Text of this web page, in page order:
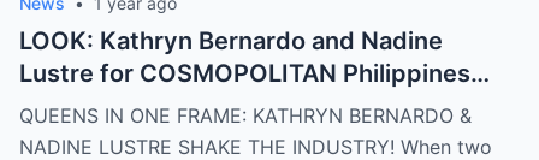
LOOK: Kathryn Bernardo and Nadine
Lustre for COSMOPOLITAN Philippines
May 2025 issue.
QUEENS IN ONE FRAME: KATHRYN BERNARDO &
NADINE LUSTRE SHAKE THE INDUSTRY! When two